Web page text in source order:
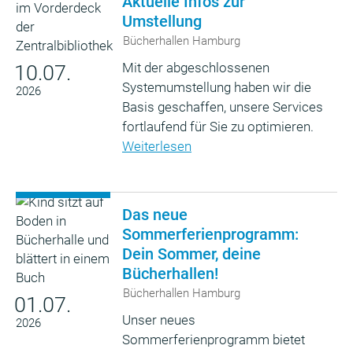
10.07.
2026
Umstellung
Bücherhallen Hamburg
Mit der abgeschlossenen
Systemumstellung haben wir die
Basis geschaffen, unsere Services
fortlaufend für Sie zu optimieren.
Weiterlesen
01.07.
2026
Das neue
Sommerferienprogramm:
Dein Sommer, deine
Bücherhallen!
Bücherhallen Hamburg
Unser neues
Sommerferienprogramm bietet